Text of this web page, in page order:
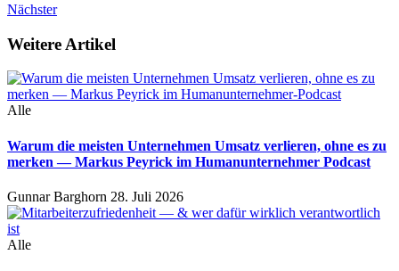
Nächster
Weitere Artikel
Alle
Warum die meisten Unternehmen Umsatz verlieren, ohne es zu
merken — Markus Peyrick im Humanunternehmer Podcast
Gunnar Barghorn 28. Juli 2026
Alle